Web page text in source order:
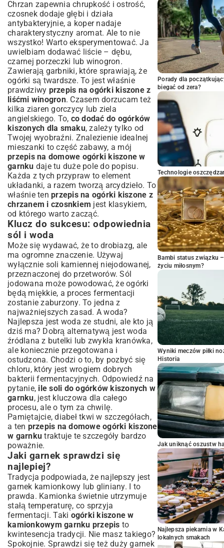
Chrzan zapewnia chrupkość i ostrość,
czosnek dodaje głębi i działa
antybakteryjnie, a koper nadaje
charakterystyczny aromat. Ale to nie
wszystko! Warto eksperymentować. Ja
uwielbiam dodawać liście – dębu,
czarnej porzeczki lub winogron.
Zawierają garbniki, które sprawiają, że
ogórki są twardsze. To jest właśnie
prawdziwy przepis na ogórki kiszone z
liśćmi winogron. Czasem dorzucam też
kilka ziaren gorczycy lub ziela
angielskiego. To, co dodać do ogórków
kiszonych dla smaku, zależy tylko od
Twojej wyobraźni. Znalezienie idealnej
mieszanki to część zabawy, a mój
przepis na domowe ogórki kiszone w
garnku daje tu duże pole do popisu.
Każda z tych przypraw to element
układanki, a razem tworzą arcydzieło. To
właśnie ten przepis na ogórki kiszone z
chrzanem i czosnkiem jest klasykiem,
od którego warto zacząć.
Klucz do sukcesu: odpowiednia
sól i woda
Może się wydawać, że to drobiazg, ale
ma ogromne znaczenie. Używaj
wyłącznie soli kamiennej niejodowanej,
przeznaczonej do przetworów. Sól
jodowana może powodować, że ogórki
będą miękkie, a proces fermentacji
zostanie zaburzony. To jedna z
najważniejszych zasad. A woda?
Najlepsza jest woda ze studni, ale kto ją
dziś ma? Dobrą alternatywą jest woda
źródlana z butelki lub zwykła kranówka,
ale koniecznie przegotowana i
ostudzona. Chodzi o to, by pozbyć się
chloru, który jest wrogiem dobrych
bakterii fermentacyjnych. Odpowiedź na
pytanie, ile soli do ogórków kiszonych w
garnku, jest kluczowa dla całego
procesu, ale o tym za chwilę.
Pamiętajcie, diabeł tkwi w szczegółach,
a ten przepis na domowe ogórki kiszone
w garnku traktuje te szczegóły bardzo
poważnie.
Jaki garnek sprawdzi się
najlepiej?
Tradycja podpowiada, że najlepszy jest
garnek kamionkowy lub gliniany. I to
prawda. Kamionka świetnie utrzymuje
stałą temperaturę, co sprzyja
fermentacji. Taki ogórki kiszone w
kamionkowym garnku przepis to
kwintesencja tradycji. Nie masz takiego?
Spokojnie. Sprawdzi się też duży garnek
Porady dla
biegać od zera?
Technologie
Bambi status związku
życiu miłosnym?
Wyniki meczów piłki
Historia
Jak uniknąć oszustw
Najlepsza piekarnia w
lokalnych smakach